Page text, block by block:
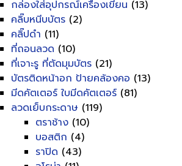
กล่องใส่อุปกรณ์เครื่องเขียน (13)
คลิ๊บหนีบบัตร (2)
คลิ๊ปดำ (11)
ที่ถอนลวด (10)
ที่เจาะรู ที่ตัดมุมบัตร (21)
บัตรติดหน้าอก ป้ายคล้องคอ (13)
มีดคัตเตอร์ ใบมีดคัตเตอร์ (81)
ลวดเย็บกระดาษ (119)
ตราช้าง (10)
บอสติก (4)
ราปิด (43)